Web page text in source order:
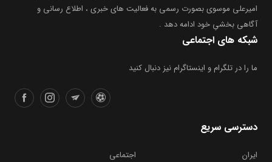
امیرعلی موسوی بصورت رسمی به فعالیت های خبری ، اطلاع رسانی و
آگاهی بخشیِ خود ادامه دهد .
شبکه های اجتماعی
ما را در تلگرام و اینستاگرام نیز دنبال کنید
دسترسی سریع
ایران
اجتماعی